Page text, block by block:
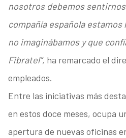
nosotros debemos
compañía española estamos
no imaginábamos y que
Fibratel”, ha remarcado el
empleados.
Entre las iniciativas más
en estos doce meses, ocupa
apertura de nuevas oficinas